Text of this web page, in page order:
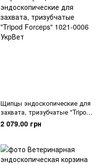
Щипцы эндоскопические для
захвата, тризубчатые "Tripod
Forceps"
2 079.00 грн